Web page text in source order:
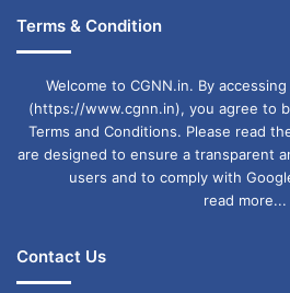
लेकिन न केवल वे तैर सकते हैं,
नदियों को पार करते समय अपनी
इस्तेमाल करते हुए भी देखा गया
हाथियों के परिवार समूह बहुत
Terms & Condition
Welcome to CGNN.in. By
(https://www.cgnn.in), you agree to
Terms and Conditions. Please read
are designed to ensure a transparent
users and to comply with
read more...
Contact Us